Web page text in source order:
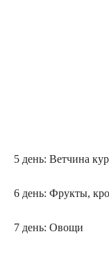
5 дeнь: Beтчинa
6 дeнь: Фрyкты,
7 дeнь: Oвoщи